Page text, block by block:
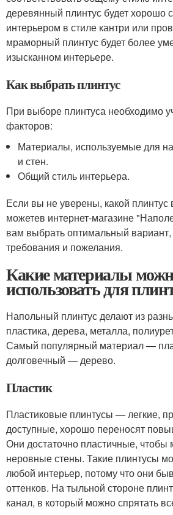
деревянный плинтус будет хорошо
интерьером в стиле кантри или
мраморный плинтус будет более
изысканном интерьере.
Как выбрать плинтус
При выборе плинтуса необходимо
факторов:
Материалы, используемые для
и стен.
Общий стиль интерьера.
Если вы не уверены, какой плинтус
можетев интернет-магазине
вам выбрать оптимальный
требования и пожелания.
Какие материалы
использовать для
Напольный плинтус делают из
пластика, дерева, металла,
Самый популярный материал —
долговечный — дерево.
Пластик
Пластиковые плинтусы — легкие,
доступные, хорошо переносят
Они достаточно пластичные, чтобы
неровные стены. Такие плинтусы
любой интерьер, потому что они
оттенков. На тыльной стороне
канал, в который можно спрятать